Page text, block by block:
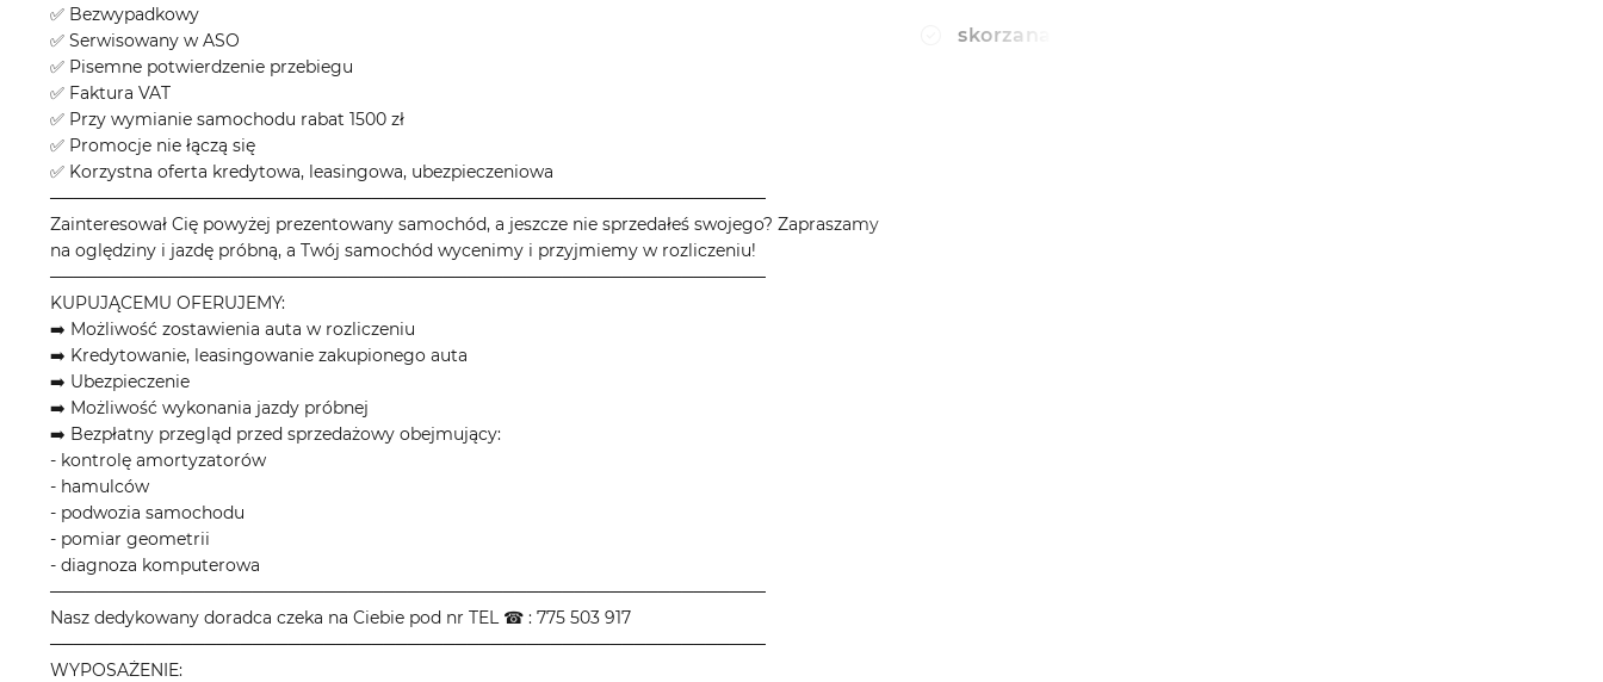
✅ Bezwypadkowy
✅ Serwisowany w ASO
✅ Pisemne potwierdzenie przebiegu
✅ Faktura VAT
✅ Przy wymianie samochodu rabat 1500 zł
✅ Promocje nie łączą się
✅ Korzystna oferta kredytowa, leasingowa, ubezpieczeniowa
────────────────────────────────────────────────────────────
Zainteresował Cię powyżej prezentowany samochód, a jeszcze nie sprzedałeś swojego? Zapraszamy
na oględziny i jazdę próbną, a Twój samochód wycenimy i przyjmiemy w rozliczeniu!
────────────────────────────────────────────────────────────
KUPUJĄCEMU OFERUJEMY:
➡️ Możliwość zostawienia auta w rozliczeniu
➡️ Kredytowanie, leasingowanie zakupionego auta
➡️ Ubezpieczenie
➡️ Możliwość wykonania jazdy próbnej
➡️ Bezpłatny przegląd przed sprzedażowy obejmujący:
- kontrolę amortyzatorów
- hamulców
- podwozia samochodu
- pomiar geometrii
- diagnoza komputerowa
────────────────────────────────────────────────────────────
Nasz dedykowany doradca czeka na Ciebie pod nr TEL ☎ : 775 503 917
────────────────────────────────────────────────────────────
WYPOSAŻENIE:
skorzana kierownica